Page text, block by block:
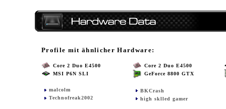
Profile mit ähnlicher Hardware:
Core 2 Duo E4500
MSI P6N SLI
malcolm
Technofreak2002
Core 2 Duo E4500
GeForce 8800 GTX
BKCrash
high sklled gamer